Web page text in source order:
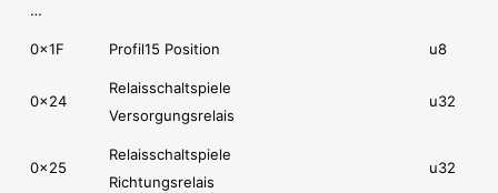
…
0x1F Profil15 Position u8
0x24
Relaisschaltspiele
Versorgungsrelais
u32
0x25
Relaisschaltspiele
Richtungsrelais
u32